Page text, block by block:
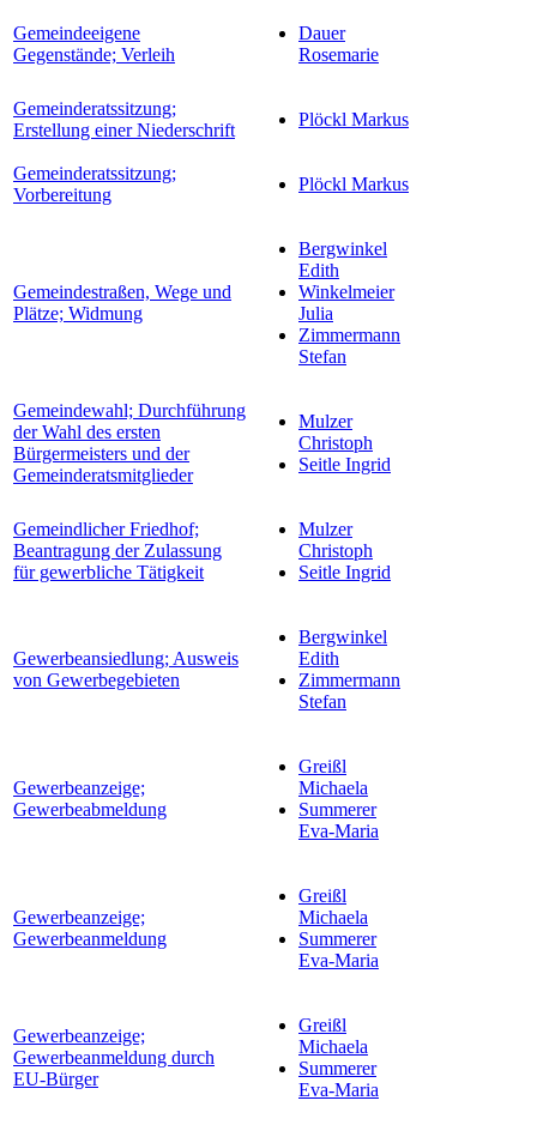
Gemeindeeigene
Gegenstände; Verleih
Dauer
Rosemarie
Gemeinderatssitzung;
Erstellung einer Niederschrift
Plöckl Markus
Gemeinderatssitzung;
Vorbereitung
Plöckl Markus
Gemeindestraßen, Wege und
Plätze; Widmung
Bergwinkel
Edith
Winkelmeier
Julia
Zimmermann
Stefan
Gemeindewahl; Durchführung
der Wahl des ersten
Bürgermeisters und der
Gemeinderatsmitglieder
Mulzer
Christoph
Seitle Ingrid
Gemeindlicher Friedhof;
Beantragung der Zulassung
für gewerbliche Tätigkeit
Mulzer
Christoph
Seitle Ingrid
Gewerbeansiedlung; Ausweis
von Gewerbegebieten
Bergwinkel
Edith
Zimmermann
Stefan
Gewerbeanzeige;
Gewerbeabmeldung
Greißl
Michaela
Summerer
Eva-Maria
Gewerbeanzeige;
Gewerbeanmeldung
Greißl
Michaela
Summerer
Eva-Maria
Gewerbeanzeige;
Gewerbeanmeldung durch
EU-Bürger
Greißl
Michaela
Summerer
Eva-Maria